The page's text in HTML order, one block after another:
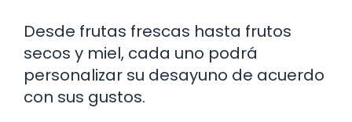
Desde frutas frescas hasta frutos
secos y miel, cada uno podrá
personalizar su desayuno de acuerdo
con sus gustos.